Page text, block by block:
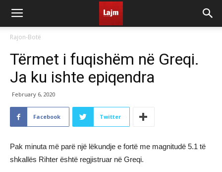
Rajon-Botë
Tërmet i fuqishëm në Greqi.
Ja ku ishte epiqendra
February 6, 2020
Facebook Twitter
Pak minuta më parë një lëkundje e fortë me magnitudë 5.1 të
shkallës Rihter është regjistruar në Greqi.